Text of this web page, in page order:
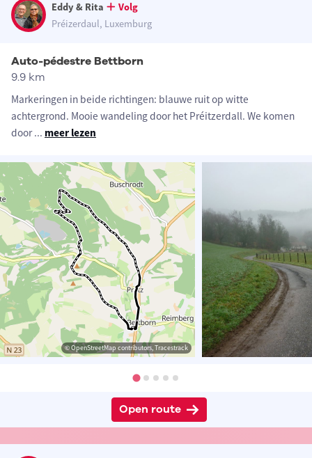
Eddy & Rita
Volg
Préizerdaul, Luxemburg
Auto-pédestre Bettborn
9.9 km
Markeringen in beide richtingen: blauwe ruit op witte
achtergrond. Mooie wandeling door het Préitzerdall. We komen
door... meer lezen
© OpenStreetMap contributors, Tracestrack
Open route